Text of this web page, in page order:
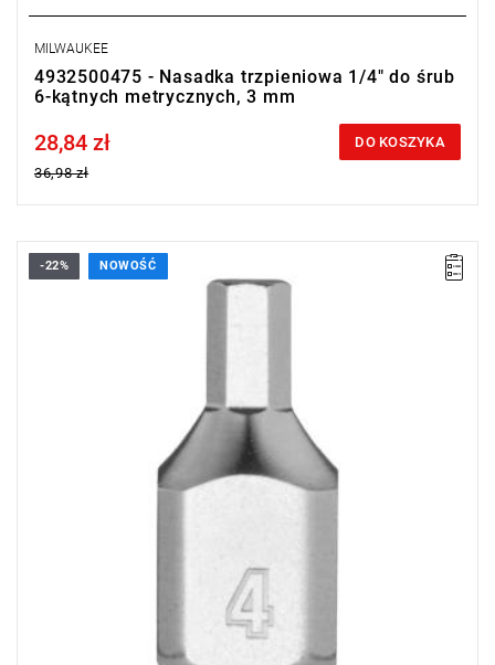
MILWAUKEE
4932500475 - Nasadka trzpieniowa 1/4" do śrub
6-kątnych metrycznych, 3 mm
Price tax included
28,84 zł
36,98 zł
DO KOSZYKA
-22% NOWOŚĆ